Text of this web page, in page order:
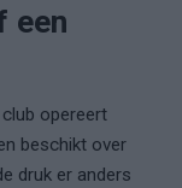
een
opereert
beschikt over
druk er anders